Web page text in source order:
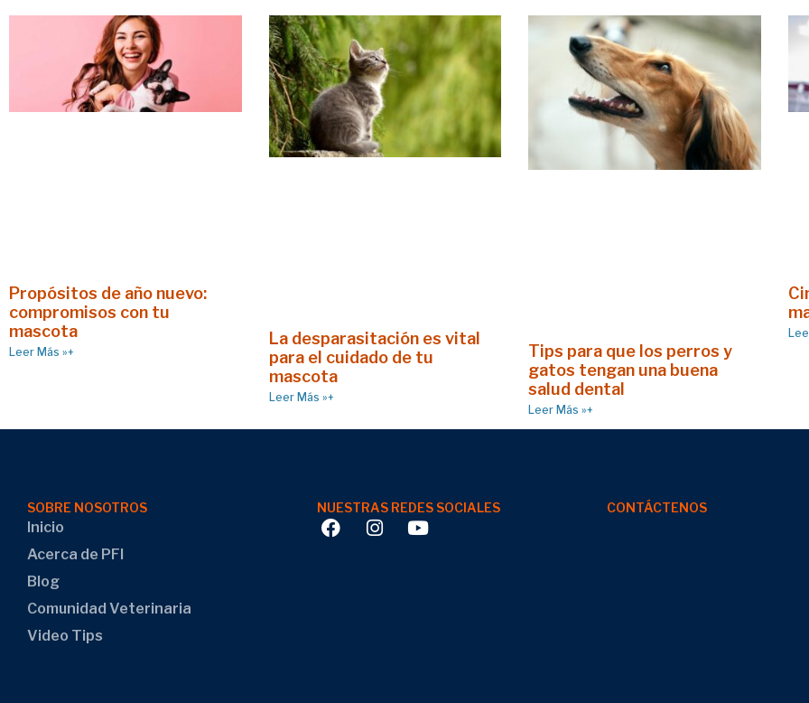
Propósitos de año nuevo:
compromisos con tu
mascota
Leer Más »+
La desparasitación es vital
para el cuidado de tu
mascota
Leer Más »+
Tips para que los perros y
gatos tengan una buena
salud dental
Leer Más »+
SOBRE NOSOTROS
Inicio
Acerca de PFI
Blog
Comunidad Veterinaria
Video Tips
NUESTRAS REDES SOCIALES CONTÁCTENOS